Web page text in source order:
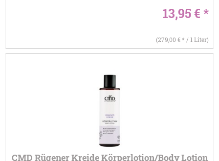
13,95 € *
(279,00 € * / 1 Liter)
CMD Rügener Kreide Körperlotion/Body Lotion